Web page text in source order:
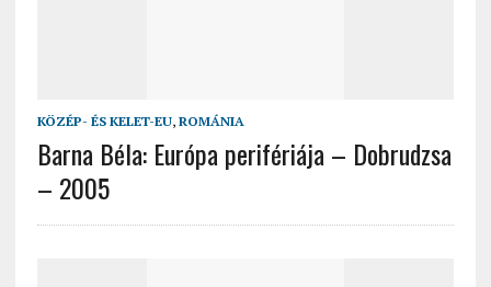
KÖZÉP- ÉS KELET-EU, ROMÁNIA
Barna Béla: Európa perifériája – Dobrudzsa
– 2005